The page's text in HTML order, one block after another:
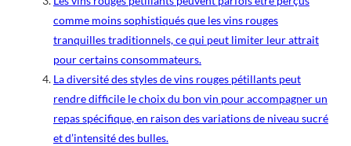
comme moins sophistiqués que les vins rouges
tranquilles traditionnels, ce qui peut limiter leur attrait
pour certains consommateurs.
La diversité des styles de vins rouges pétillants peut
rendre difficile le choix du bon vin pour accompagner un
repas spécifique, en raison des variations de niveau sucré
et d’intensité des bulles.